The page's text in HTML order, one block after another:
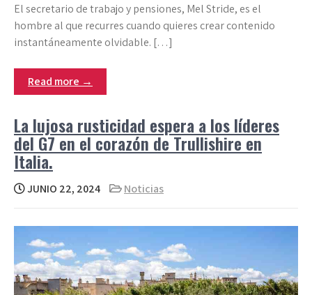
El secretario de trabajo y pensiones, Mel Stride, es el
hombre al que recurres cuando quieres crear contenido
instantáneamente olvidable. […]
Read more →
La lujosa rusticidad espera a los líderes
del G7 en el corazón de Trullishire en
Italia.
JUNIO 22, 2024 Noticias